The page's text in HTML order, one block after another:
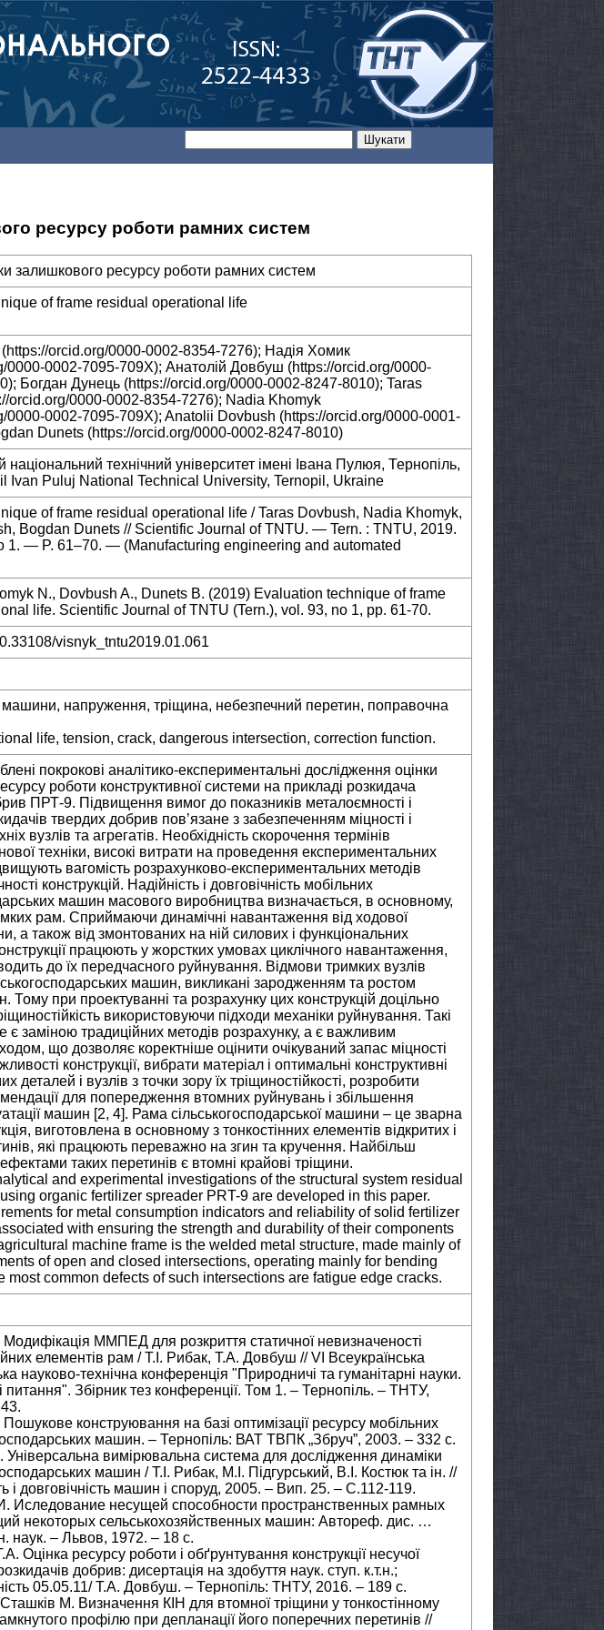
ресурсу роботи рамних систем
залишкового ресурсу роботи рамних систем
of frame residual operational life
orcid.org/0000-0002-8354-7276); Надія Хомик
0000-0002-7095-709X); Анатолій Довбуш (https://orcid.org/0000-
Богдан Дунець (https://orcid.org/0000-0002-8247-8010); Taras
orcid.org/0000-0002-8354-7276); Nadia Khomyk
0000-0002-7095-709X); Anatolii Dovbush (https://orcid.org/0000-0001-
Dunets (https://orcid.org/0000-0002-8247-8010)
національний технічний університет імені Івана Пулюя, Тернопіль,
Ivan Puluj National Technical University, Ternopil, Ukraine
of frame residual operational life / Taras Dovbush, Nadia Khomyk,
Bogdan Dunets // Scientific Journal of TNTU. — Tern. : TNTU, 2019.
— P. 61–70. — (Manufacturing engineering and automated
N., Dovbush A., Dunets B. (2019) Evaluation technique of frame
life. Scientific Journal of TNTU (Tern.), vol. 93, no 1, pp. 61-70.
visnyk_tntu2019.01.061
машини, напруження, тріщина, небезпечний перетин, поправочна
life, tension, crack, dangerous intersection, correction function.
покрокові аналітико-експериментальні дослідження оцінки
роботи конструктивної системи на прикладі розкидача
ПРТ-9. Підвищення вимог до показників металоємності і
твердих добрив пов’язане з забезпеченням міцності і
вузлів та агрегатів. Необхідність скорочення термінів
техніки, високі витрати на проведення експериментальних
вагомість розрахунково-експериментальних методів
конструкцій. Надійність і довговічність мобільних
машин масового виробництва визначається, в основному,
рам. Сприймаючи динамічні навантаження від ходової
а також від змонтованих на ній силових і функціональних
працюють у жорстких умовах циклічного навантаження,
до їх передчасного руйнування. Відмови тримких вузлів
машин, викликані зародженням та ростом
Тому при проектуванні та розрахунку цих конструкцій доцільно
використовуючи підходи механіки руйнування. Такі
є заміною традиційних методів розрахунку, а є важливим
що дозволяє коректніше оцінити очікуваний запас міцності
конструкції, вибрати матеріал і оптимальні конструктивні
деталей і вузлів з точки зору їх тріщиностійкості, розробити
для попередження втомних руйнувань і збільшення
машин [2, 4]. Рама сільськогосподарської машини – це зварна
виготовлена в основному з тонкостінних елементів відкритих і
які працюють переважно на згин та кручення. Найбільш
таких перетинів є втомні крайові тріщини.
and experimental investigations of the structural system residual
organic fertilizer spreader PRT-9 are developed in this paper.
for metal consumption indicators and reliability of solid fertilizer
with ensuring the strength and durability of their components
machine frame is the welded metal structure, made mainly of
of open and closed intersections, operating mainly for bending
most common defects of such intersections are fatigue edge cracks.
Модифікація ММПЕД для розкриття статичної невизначеності
елементів рам / Т.І. Рибак, Т.А. Довбуш // VI Всеукраїнська
науково-технічна конференція "Природничі та гуманітарні науки.
питання". Збірник тез конференції. Том 1. – Тернопіль. – ТНТУ,
Пошукове конструювання на базі оптимізації ресурсу мобільних
машин. – Тернопіль: ВАТ ТВПК „Збруч”, 2003. – 332 с.
Універсальна вимірювальна система для дослідження динаміки
машин / Т.І. Рибак, М.І. Підгурський, В.І. Костюк та ін. //
і довговічність машин і споруд, 2005. – Вип. 25. – С.112-119.
Иследование несущей способности пространственных рамных
некоторых сельськохозяйственных машин: Автореф. дис. …
наук. – Львов, 1972. – 18 с.
Оцінка ресурсу роботи і обґрунтування конструкції несучої
добрив: дисертація на здобуття наук. ступ. к.т.н.;
05.05.11/ Т.А. Довбуш. – Тернопіль: ТНТУ, 2016. – 189 с.
М. Визначення КІН для втомної тріщини у тонкостінному
профілю при депланації його поперечних перетинів //